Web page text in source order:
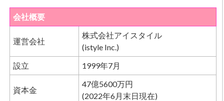
会社概要
運営会社
株式会社アイスタイル
(istyle Inc.)
設立
1999年7月
資本金
47億5600万円
(2022年6月末日現在)